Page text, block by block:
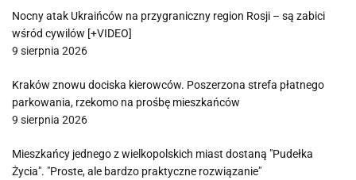
Nocny atak Ukraińców na przygraniczny region Rosji – są zabici
wśród cywilów [+VIDEO]
9 sierpnia 2026
Kraków znowu dociska kierowców. Poszerzona strefa płatnego
parkowania, rzekomo na prośbę mieszkańców
9 sierpnia 2026
Mieszkańcy jednego z wielkopolskich miast dostaną "Pudełka
Życia". "Proste, ale bardzo praktyczne rozwiązanie"